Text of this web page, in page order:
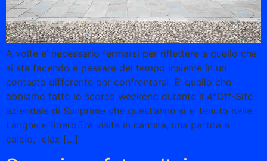
A volte e’ necessario fermarsi per riflettere a quello che
si sta facendo e passare del tempo insieme in un
contesto differente per confrontarsi. E’ quello che
abbiamo fatto lo scorso weekend durante il 4°Off-Site
aziendale di Sunprime che quest’anno si e’ tenuto nelle
Langhe e Roero.Tra visite in cantina, una partita a
calcio, relax […]